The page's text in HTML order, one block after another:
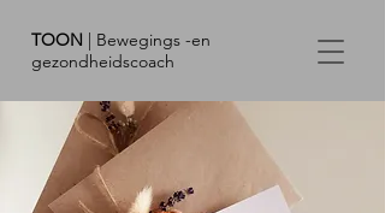
TOON | Bewegings -en
gezondheidscoach